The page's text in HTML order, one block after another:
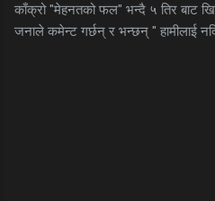
काँक्रो "मेहनतको फल" भन्दै ५ तिर बाट
जनाले कमेन्ट गर्छन् र भन्छन् " हामीलाई